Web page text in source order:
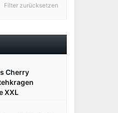
Filter zurücksetzen
Cherry
XXL